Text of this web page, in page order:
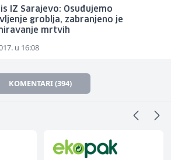
IZ Sarajevo: Osuđujemo
groblja, zabranjeno je
mrtvih
u 16:08
KOMENTARI (394)